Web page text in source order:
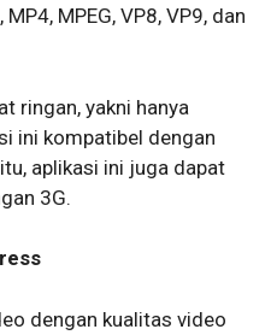
MPEG, VP8, VP9, dan
ringan, yakni hanya
ini kompatibel dengan
aplikasi ini juga dapat
3G.
dengan kualitas video